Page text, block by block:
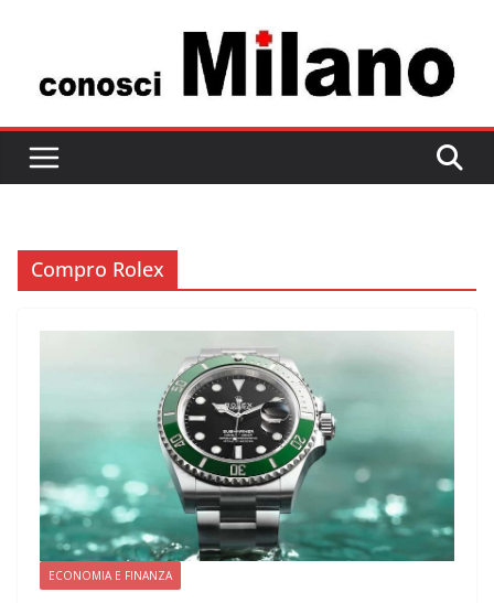
contenuto
Compro Rolex
ECONOMIA E FINANZA